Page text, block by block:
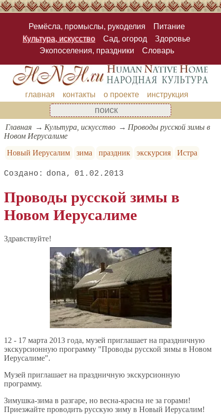
Ремёсла, промыслы, рукоделия
Питание
Культура, искусство
Сад, огород
Здоровье
Экопоселения, праздники
Словарь
главная контакты о проекте инструкция
Главная Культура, искусство
Проводы русской зимы в
Новом Иерусалиме
Новый Иерусалим
зима праздник экскурсия Истра
dona 01.02.2013
Проводы русской зимы в
Новом Иерусалиме
Здравствуйте!
12 - 17 марта 2013 года, музей приглашает на праздничную
экскурсионную программу "Проводы русской зимы в Новом
Иерусалиме".
Музей приглашает на праздничную экскурсионную
программу.
Зимушка-зима в разгаре, но весна-красна не за горами!
Приезжайте проводить русскую зиму в Новый Иерусалим!